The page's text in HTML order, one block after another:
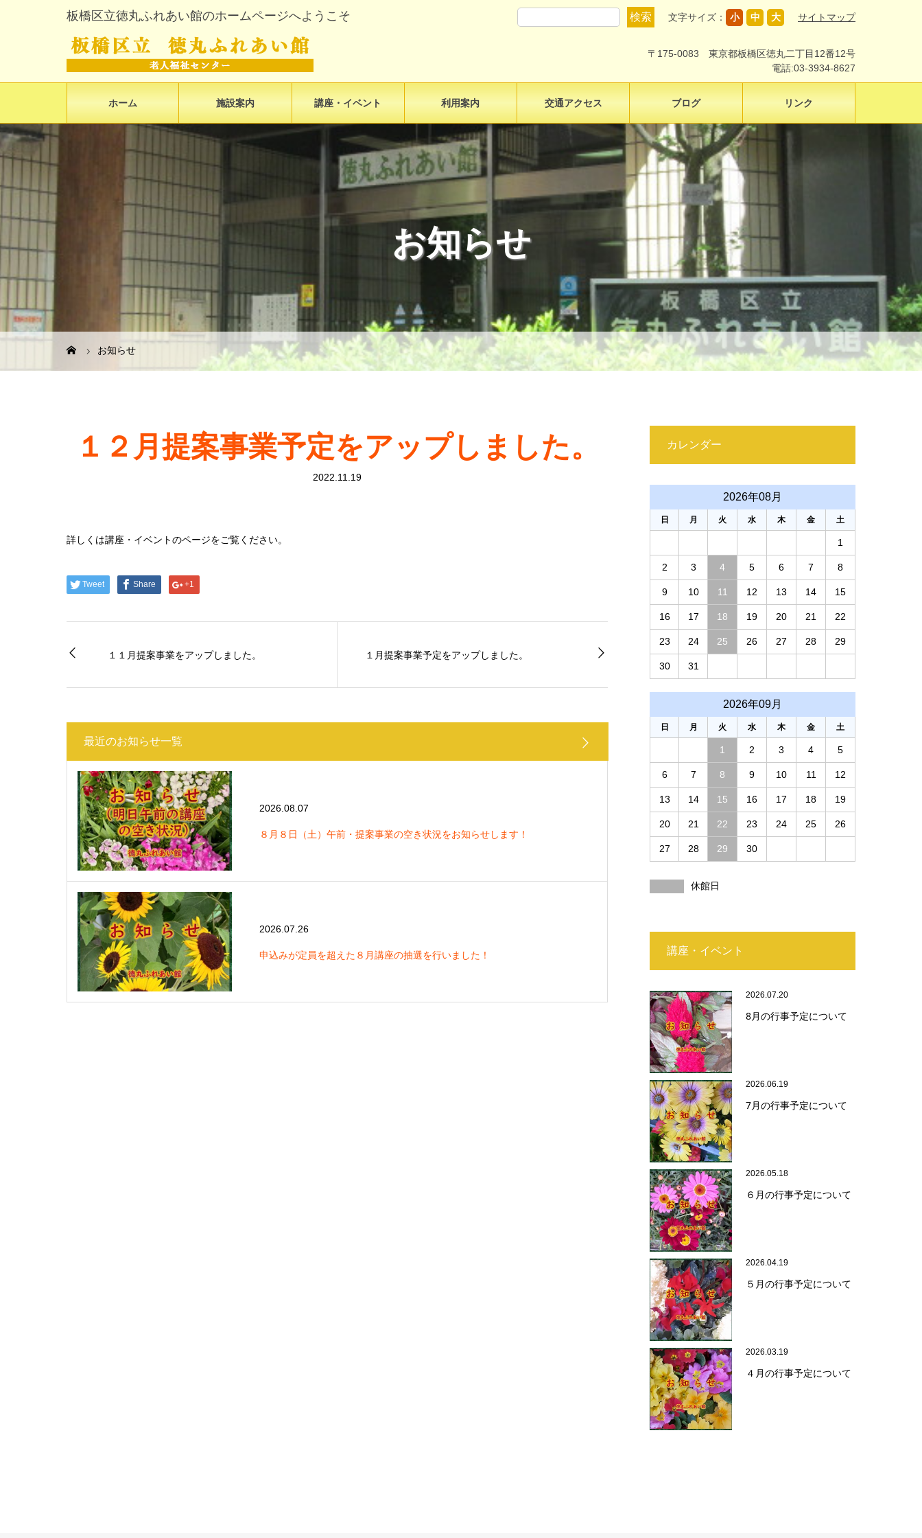
板橋区立徳丸ふれあい館のホームページへようこそ 文字サイズ： 小 中 大 サイトマップ
〒175-0083 東京都板橋区徳丸二丁目12番12号
電話:03-3934-8627
ホーム 施設案内 講座・イベント 利用案内 交通アクセス ブログ リンク
お知らせ
お知らせ
１２月提案事業予定をアップしました。
2022.11.19
詳しくは講座・イベントのページをご覧ください。
Tweet Share +1
１１月提案事業をアップしました。 １月提案事業予定をアップしました。
最近のお知らせ一覧
2026.08.07
８月８日（土）午前・提案事業の空き状況をお知らせします！
2026.07.26
申込みが定員を超えた８月講座の抽選を行いました！
カレンダー
2026年08月
日 月 火 水 木 金 土
1
2 3 4 5 6 7 8
9 10 11 12 13 14 15
16 17 18 19 20 21 22
23 24 25 26 27 28 29
30 31
2026年09月
日 月 火 水 木 金 土
1 2 3 4 5
6 7 8 9 10 11 12
13 14 15 16 17 18 19
20 21 22 23 24 25 26
27 28 29 30
休館日
講座・イベント
2026.07.20
8月の行事予定について
2026.06.19
7月の行事予定について
2026.05.18
６月の行事予定について
2026.04.19
５月の行事予定について
2026.03.19
４月の行事予定について